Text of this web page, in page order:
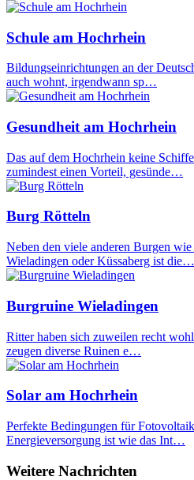
Schule am Hochrhein
Bildungseinrichtungen an der
auch wohnt, irgendwann sp…
Gesundheit am Hochrhein
Das auf dem Hochrhein keine
zumindest einen Vorteil, gesünde…
Burg Rötteln
Neben den viele anderen Burgen
Wieladingen oder Küssaberg ist die…
Burgruine Wieladingen
Ritter haben sich zuweilen recht
zeugen diverse Ruinen e…
Solar am Hochrhein
Perfekte Bedingungen für
Energieversorgung ist wie das Int…
Weitere Nachrichten